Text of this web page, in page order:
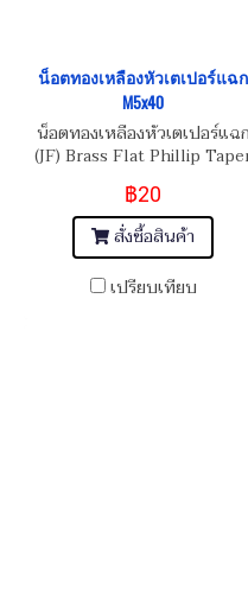
น็อตทองเหลืองหัวเตเปอร์แฉก
M5x40
น็อตทองเหลืองหัวเตเปอร์แฉก
(JF) Brass Flat Phillip
Head Screw M5x0.8x40
฿20
สั่งซื้อสินค้า
เปรียบเทียบ